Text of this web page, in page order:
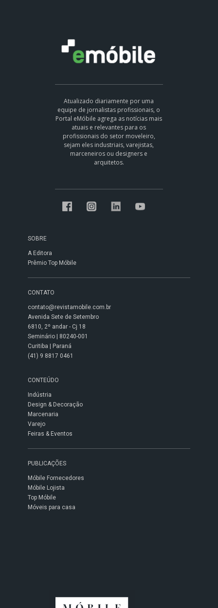
Atualizado diariamente por uma
equipe de jornalistas profissionais, o
Portal eMóbile agrega as notícias mais
atuais e relevantes para os
profissionais do setor moveleiro,
sejam eles industriais, varejistas,
marceneiros ou designers e
arquitetos.
SOBRE
A Editora
Prêmio Top Móbile
CONTATO
contato@revistamobile.com.br
Avenida Sete de Setembro
6810, 2º andar - Cj 18
Seminário | 80240-001
Curitiba | Paraná
(41) 9 8817 0461
CONTEÚDO
Indústria
Design & Decoração
Marcenaria
Varejo
Feiras & Eventos
PUBLICAÇÕES
Móbile Fornecedores
Móbile Lojista
Top Móbile
Móveis para casa